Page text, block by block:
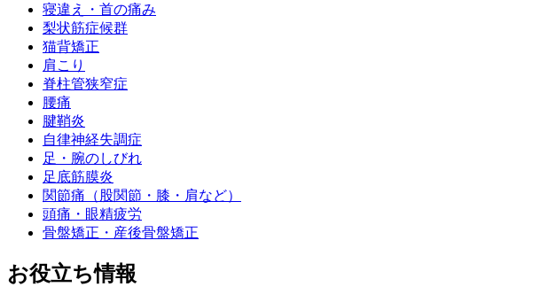
寝違え・首の痛み
梨状筋症候群
猫背矯正
肩こり
脊柱管狭窄症
腰痛
腱鞘炎
自律神経失調症
足・腕のしびれ
足底筋膜炎
関節痛（股関節・膝・肩など）
頭痛・眼精疲労
骨盤矯正・産後骨盤矯正
お役立ち情報